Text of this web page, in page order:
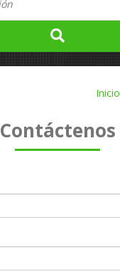
Inicio
Contáctenos